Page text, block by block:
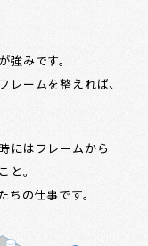
強みです。
レームを整えれば、
にはフレームから
と。
ちの仕事です。